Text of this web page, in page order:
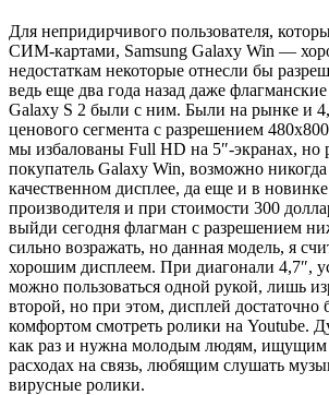
Для непридирчивого пользователя,
СИМ-картами, Samsung Galaxy Win —
недостаткам некоторые отнесли бы
ведь еще два года назад даже
Galaxy S 2 были с ним. Были на рынке и
ценового сегмента с разрешением
мы избалованы Full HD на 5″-экранах, но
покупатель Galaxy Win, возможно
качественном дисплее, да еще и в
производителя и при стоимости 300
выйди сегодня флагман с разрешением
сильно возражать, но данная модель, я
хорошим дисплеем. При диагонали 4,7″,
можно пользоваться одной рукой, лишь
второй, но при этом, дисплей достаточно
комфортом смотреть ролики на Youtube.
как раз и нужна молодым людям, ищущим
расходах на связь, любящим слушать
вирусные ролики.